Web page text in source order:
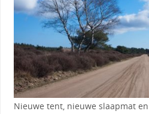
Nieuwe tent, nieuwe slaapmat